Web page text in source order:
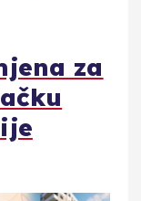
za